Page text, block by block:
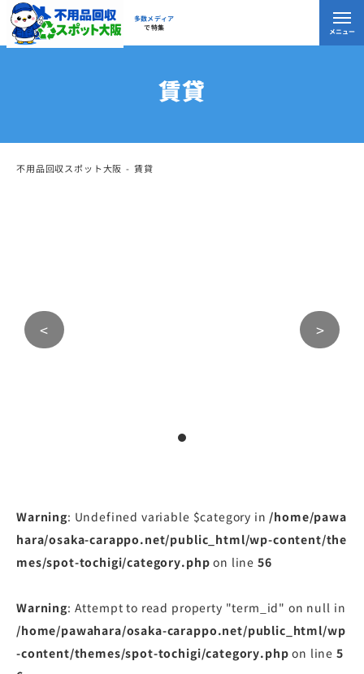
多数メディア
で特集
メニュー
賃貸
不用品回収スポット大阪 賃貸
< >
Warning: Undefined variable $category in /home/pawa
hara/osaka-carappo.net/public_html/wp-content/the
mes/spot-tochigi/category.php on line 56
Warning: Attempt to read property "term_id" on null in
/home/pawahara/osaka-carappo.net/public_html/wp
-content/themes/spot-tochigi/category.php on line5